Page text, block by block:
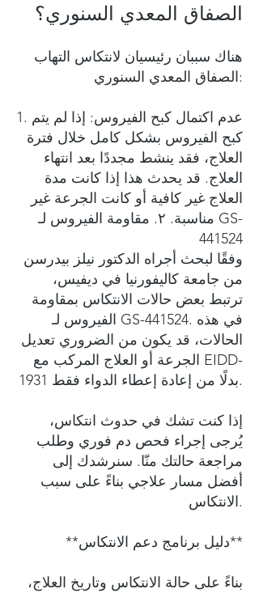
الصفاق المعدي السنوري؟
هناك سببان رئيسيان لانتكاس التهاب
الصفاق المعدي السنوري:
1. عدم اكتمال كبح الفيروس: إذا لم يتم
كبح الفيروس بشكل كامل خلال فترة
العلاج، فقد ينشط مجددًا بعد انتهاء
العلاج. قد يحدث هذا إذا كانت مدة
العلاج غير كافية أو كانت الجرعة غير
مناسبة. ٢. مقاومة الفيروس لـ GS-
441524
وفقًا لبحث أجراه الدكتور نيلز بيدرسن
من جامعة كاليفورنيا في ديفيس،
ترتبط بعض حالات الانتكاس بمقاومة
الفيروس لـ GS-441524. في هذه
الحالات، قد يكون من الضروري تعديل
الجرعة أو العلاج المركب مع EIDD-
1931 بدلًا من إعادة إعطاء الدواء فقط.
إذا كنت تشك في حدوث انتكاس،
يُرجى إجراء فحص دم فوري وطلب
مراجعة حالتك منّا. سنرشدك إلى
أفضل مسار علاجي بناءً على سبب
الانتكاس.
**دليل برنامج دعم الانتكاس**
بناءً على حالة الانتكاس وتاريخ العلاج،